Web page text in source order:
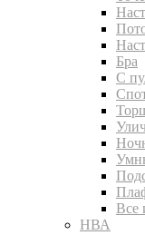
Бра
С
Все
НВА